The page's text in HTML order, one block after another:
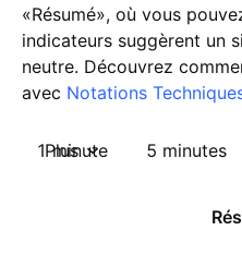
«Résumé», où vous
indicateurs suggèrent un
neutre. Découvrez
avec Notations
1 minute 5 minutes
Plus